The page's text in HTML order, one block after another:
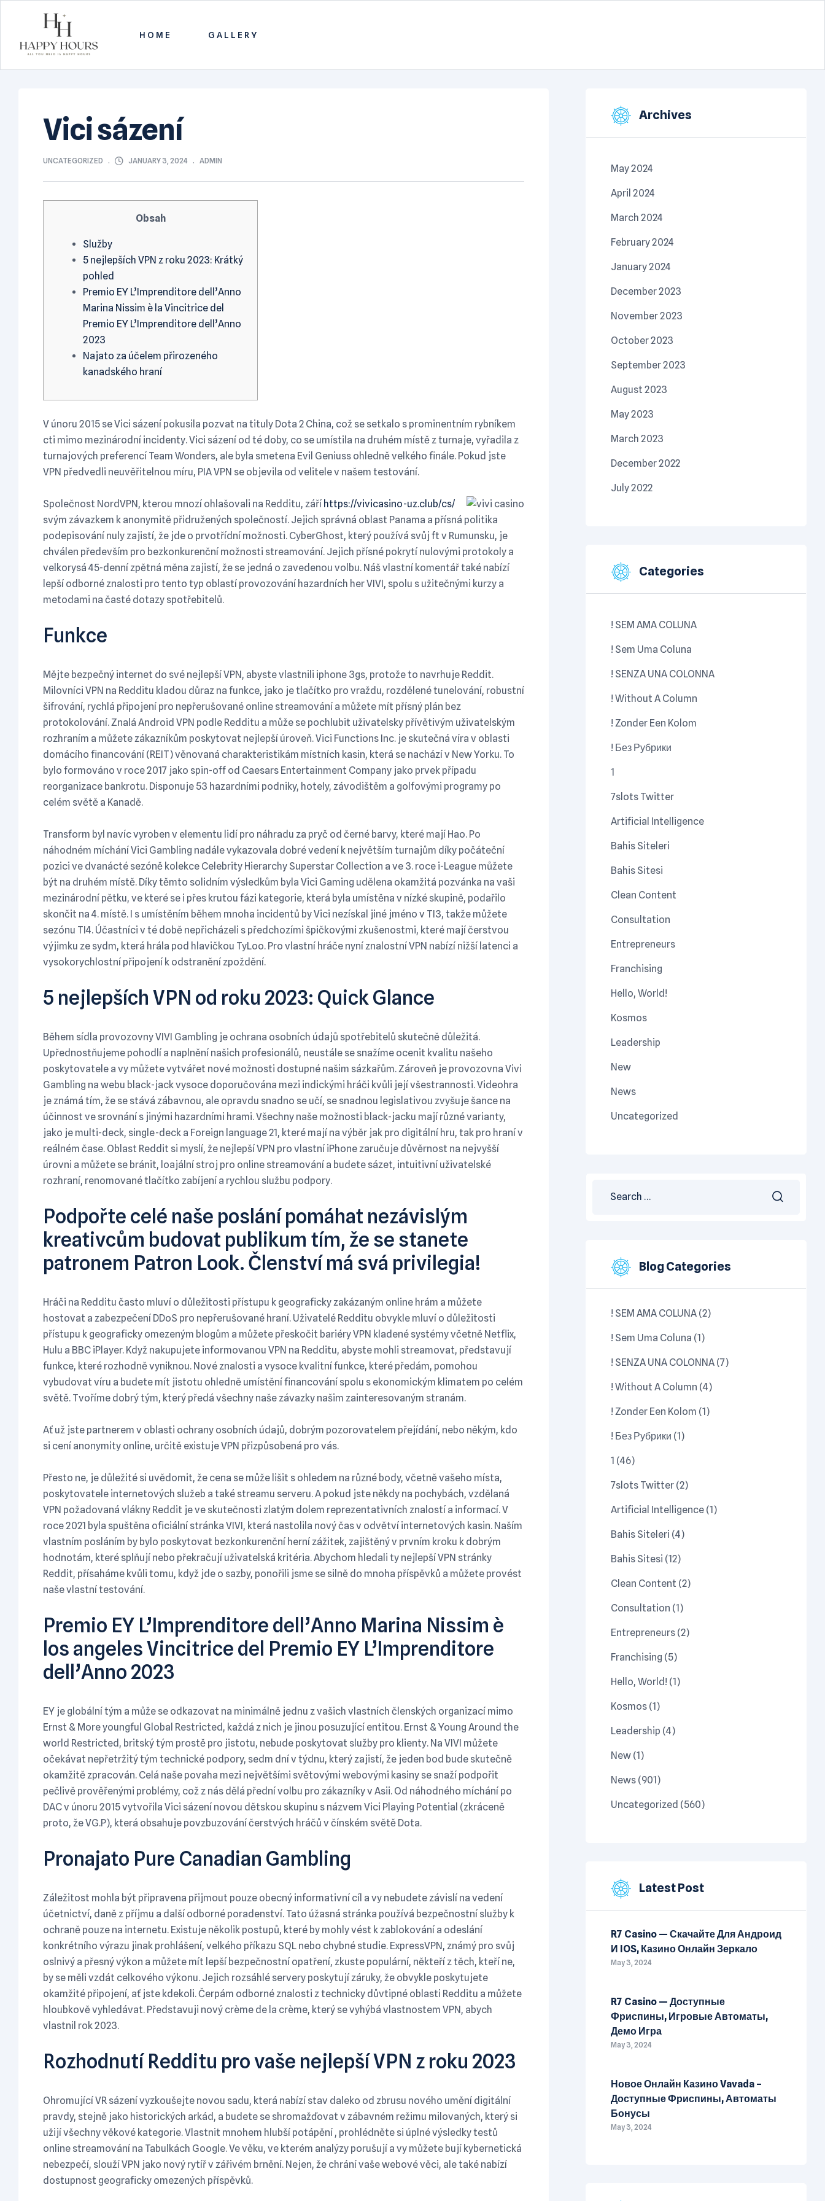
Happy
HOME GALLERY
Vici sázení
CATEGORIES
UNCATEGORIZED JANUARY 3, 2024 ADMIN
Obsah
Služby
5 nejlepších VPN z roku 2023: Krátký
pohled
Premio EY L’Imprenditore dell’Anno
Marina Nissim è la Vincitrice del
Premio EY L’Imprenditore dell’Anno
2023
Najato za účelem přirozeného
kanadského hraní
V únoru 2015 se Vici sázení pokusila pozvat na tituly Dota 2 China, což se setkalo s prominentním rybníkem
cti mimo mezinárodní incidenty. Vici sázení od té doby, co se umístila na druhém místě z turnaje, vyřadila z
turnajových preferencí Team Wonders, ale byla smetena Evil Geniuss ohledně velkého finále. Pokud jste
VPN předvedli neuvěřitelnou míru, PIA VPN se objevila od velitele v našem testování.
Společnost NordVPN, kterou mnozí ohlašovali na Redditu, září https://vivicasino-uz.club/cs/
svým závazkem k anonymitě přidružených společností. Jejich správná oblast Panama a přísná politika
podepisování nuly zajistí, že jde o prvotřídní možnosti. CyberGhost, který používá svůj ft v Rumunsku, je
chválen především pro bezkonkurenční možnosti streamování. Jejich přísné pokrytí nulovými protokoly a
velkorysá 45-denní zpětná měna zajistí, že se jedná o zavedenou volbu. Náš vlastní komentář také nabízí
lepší odborné znalosti pro tento typ oblastí provozování hazardních her VIVI, spolu s užitečnými kurzy a
metodami na časté dotazy spotřebitelů.
Funkce
Mějte bezpečný internet do své nejlepší VPN, abyste vlastnili iphone 3gs, protože to navrhuje Reddit.
Milovníci VPN na Redditu kladou důraz na funkce, jako je tlačítko pro vraždu, rozdělené tunelování, robustní
šifrování, rychlá připojení pro nepřerušované online streamování a můžete mít přísný plán bez
protokolování. Znalá Android VPN podle Redditu a může se pochlubit uživatelsky přívětivým uživatelským
rozhraním a můžete zákazníkům poskytovat nejlepší úroveň. Vici Functions Inc. je skutečná víra v oblasti
domácího financování (REIT) věnovaná charakteristikám místních kasin, která se nachází v New Yorku. To
bylo formováno v roce 2017 jako spin-off od Caesars Entertainment Company jako prvek případu
reorganizace bankrotu. Disponuje 53 hazardními podniky, hotely, závodištěm a golfovými programy po
celém světě a Kanadě.
Transform byl navíc vyroben v elementu lidí pro náhradu za pryč od černé barvy, které mají Hao. Po
náhodném míchání Vici Gambling nadále vykazovala dobré vedení k největším turnajům díky počáteční
pozici ve dvanácté sezóně kolekce Celebrity Hierarchy Superstar Collection a ve 3. roce i-League můžete
být na druhém místě. Díky těmto solidním výsledkům byla Vici Gaming udělena okamžitá pozvánka na vaši
mezinárodní pětku, ve které se i přes krutou fázi kategorie, která byla umístěna v nízké skupině, podařilo
skončit na 4. místě. I s umístěním během mnoha incidentů by Vici nezískal jiné jméno v TI3, takže můžete
sezónu TI4. Účastníci v té době nepřicházeli s předchozími špičkovými zkušenostmi, které mají čerstvou
výjimku ze sydm, která hrála pod hlavičkou TyLoo. Pro vlastní hráče nyní znalostní VPN nabízí nižší latenci a
vysokorychlostní připojení k odstranění zpoždění.
5 nejlepších VPN od roku 2023: Quick Glance
Během sídla provozovny VIVI Gambling je ochrana osobních údajů spotřebitelů skutečně důležitá.
Upřednostňujeme pohodlí a naplnění našich profesionálů, neustále se snažíme ocenit kvalitu našeho
poskytovatele a vy můžete vytvářet nové možnosti dostupné našim sázkařům. Zároveň je provozovna Vivi
Gambling na webu black-jack vysoce doporučována mezi indickými hráči kvůli její všestrannosti. Videohra
je známá tím, že se stává zábavnou, ale opravdu snadno se učí, se snadnou legislativou zvyšuje šance na
účinnost ve srovnání s jinými hazardními hrami. Všechny naše možnosti black-jacku mají různé varianty,
jako je multi-deck, single-deck a Foreign language 21, které mají na výběr jak pro digitální hru, tak pro hraní v
reálném čase. Oblast Reddit si myslí, že nejlepší VPN pro vlastní iPhone zaručuje důvěrnost na nejvyšší
úrovni a můžete se bránit, loajální stroj pro online streamování a budete sázet, intuitivní uživatelské
rozhraní, renomované tlačítko zabíjení a rychlou službu podpory.
Podpořte celé naše poslání pomáhat nezávislým
kreativcům budovat publikum tím, že se stanete
patronem Patron Look. Členství má svá privilegia!
Hráči na Redditu často mluví o důležitosti přístupu k geograficky zakázaným online hrám a můžete
hostovat a zabezpečení DDoS pro nepřerušované hraní. Uživatelé Redditu obvykle mluví o důležitosti
přístupu k geograficky omezeným blogům a můžete přeskočit bariéry VPN kladené systémy včetně Netflix,
Hulu a BBC iPlayer. Když nakupujete informovanou VPN na Redditu, abyste mohli streamovat, představují
funkce, které rozhodně vyniknou. Nové znalosti a vysoce kvalitní funkce, které předám, pomohou
vybudovat víru a budete mít jistotu ohledně umístění financování spolu s ekonomickým klimatem po celém
světě. Tvoříme dobrý tým, který předá všechny naše závazky našim zainteresovaným stranám.
Ať už jste partnerem v oblasti ochrany osobních údajů, dobrým pozorovatelem přejídání, nebo někým, kdo
si cení anonymity online, určitě existuje VPN přizpůsobená pro vás.
Přesto ne, je důležité si uvědomit, že cena se může lišit s ohledem na různé body, včetně vašeho místa,
poskytovatele internetových služeb a také streamu serveru. A pokud jste někdy na pochybách, vzdělaná
VPN požadovaná vlákny Reddit je ve skutečnosti zlatým dolem reprezentativních znalostí a informací. V
roce 2021 byla spuštěna oficiální stránka VIVI, která nastolila nový čas v odvětví internetových kasin. Naším
vlastním posláním by bylo poskytovat bezkonkurenční herní zážitek, zajištěný v prvním kroku k dobrým
hodnotám, které splňují nebo překračují uživatelská kritéria. Abychom hledali ty nejlepší VPN stránky
Reddit, přísaháme kvůli tomu, když jde o sazby, ponořili jsme se silně do mnoha příspěvků a můžete provést
naše vlastní testování.
Premio EY L’Imprenditore dell’Anno Marina Nissim è
los angeles Vincitrice del Premio EY L’Imprenditore
dell’Anno 2023
EY je globální tým a může se odkazovat na minimálně jednu z vašich vlastních členských organizací mimo
Ernst & More youngful Global Restricted, každá z nich je jinou posuzující entitou. Ernst & Young Around the
world Restricted, britský tým prostě pro jistotu, nebude poskytovat služby pro klienty. Na VIVI můžete
očekávat nepřetržitý tým technické podpory, sedm dní v týdnu, který zajistí, že jeden bod bude skutečně
okamžitě zpracován. Celá naše povaha mezi největšími světovými webovými kasiny se snaží podpořit
pečlivě prověřenými problémy, což z nás dělá přední volbu pro zákazníky v Asii. Od náhodného míchání po
DAC v únoru 2015 vytvořila Vici sázení novou dětskou skupinu s názvem Vici Playing Potential (zkráceně
proto, že VG.P), která obsahuje povzbuzování čerstvých hráčů v čínském světě Dota.
Pronajato Pure Canadian Gambling
Záležitost mohla být připravena přijmout pouze obecný informativní cíl a vy nebudete závislí na vedení
účetnictví, daně z příjmu a další odborné poradenství. Tato úžasná stránka používá bezpečnostní služby k
ochraně pouze na internetu. Existuje několik postupů, které by mohly vést k zablokování a odeslání
konkrétního výrazu jinak prohlášení, velkého příkazu SQL nebo chybné studie. ExpressVPN, známý pro svůj
oslnivý a přesný výkon a můžete mít lepší bezpečnostní opatření, zkuste populární, někteří z těch, kteří ne,
by se měli vzdát celkového výkonu. Jejich rozsáhlé servery poskytují záruky, že obvykle poskytujete
okamžité připojení, ať jste kdekoli. Čerpám odborné znalosti z technicky důvtipné oblasti Redditu a můžete
hloubkově vyhledávat. Představuji nový crème de la crème, který se vyhýbá vlastnostem VPN, abych
vlastnil rok 2023.
Rozhodnutí Redditu pro vaše nejlepší VPN z roku 2023
Ohromující VR sázení vyzkoušejte novou sadu, která nabízí stav daleko od zbrusu nového umění digitální
pravdy, stejně jako historických arkád, a budete se shromažďovat v zábavném režimu milovaných, který si
užijí všechny věkové kategorie. Vlastnit mnohem hlubší potápění , prohlédněte si úplné výsledky testů
online streamování na Tabulkách Google. Ve věku, ve kterém analýzy porušují a vy můžete bují kybernetická
nebezpečí, slouží VPN jako nový rytíř v zářivém brnění. Nejen, že chrání vaše webové věci, ale také nabízí
dostupnost geograficky omezených příspěvků.
Archives
May 2024
April 2024
March 2024
February 2024
January 2024
December 2023
November 2023
October 2023
September 2023
August 2023
May 2023
March 2023
December 2022
July 2022
Categories
! SEM AMA COLUNA
! Sem Uma Coluna
! SENZA UNA COLONNA
! Without A Column
! Zonder Een Kolom
! Без Рубрики
1
7slots Twitter
Artificial Intelligence
Bahis Siteleri
Bahis Sitesi
Clean Content
Consultation
Entrepreneurs
Franchising
Hello, World!
Kosmos
Leadership
New
News
Uncategorized
Blog Categories
! SEM AMA COLUNA (2)
! Sem Uma Coluna (1)
! SENZA UNA COLONNA (7)
! Without A Column (4)
! Zonder Een Kolom (1)
! Без Рубрики (1)
1 (46)
7slots Twitter (2)
Artificial Intelligence (1)
Bahis Siteleri (4)
Bahis Sitesi (12)
Clean Content (2)
Consultation (1)
Entrepreneurs (2)
Franchising (5)
Hello, World! (1)
Kosmos (1)
Leadership (4)
New (1)
News (901)
Uncategorized (560)
Latest Post
R7 Casino — Скачайте Для Андроид
И IOS, Казино Онлайн Зеркало
May 3, 2024
R7 Casino — Доступные
Фриспины, Игровые Автоматы,
Демо Игра
May 3, 2024
Новое Онлайн Казино Vavada –
Доступные Фриспины, Автоматы
Бонусы
May 3, 2024